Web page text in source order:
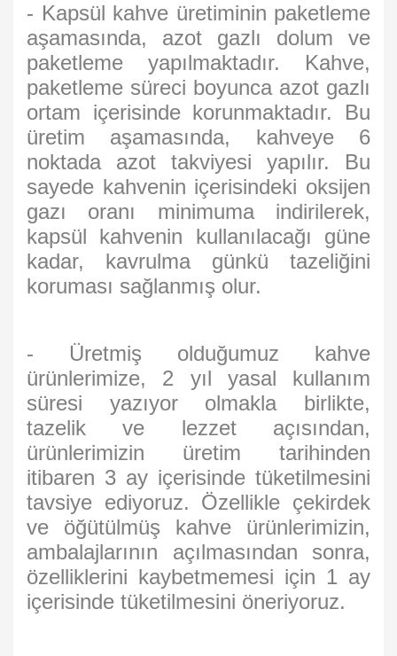
- Kapsül kahve üretiminin paketleme
aşamasında, azot gazlı dolum ve
paketleme yapılmaktadır. Kahve,
paketleme süreci boyunca azot gazlı
ortam içerisinde korunmaktadır. Bu
üretim aşamasında, kahveye 6
noktada azot takviyesi yapılır. Bu
sayede kahvenin içerisindeki oksijen
gazı oranı minimuma indirilerek,
kapsül kahvenin kullanılacağı güne
kadar, kavrulma günkü tazeliğini
koruması sağlanmış olur.
- Üretmiş olduğumuz kahve
ürünlerimize, 2 yıl yasal kullanım
süresi yazıyor olmakla birlikte,
tazelik ve lezzet açısından,
ürünlerimizin üretim tarihinden
itibaren 3 ay içerisinde tüketilmesini
tavsiye ediyoruz. Özellikle çekirdek
ve öğütülmüş kahve ürünlerimizin,
ambalajlarının açılmasından sonra,
özelliklerini kaybetmemesi için 1 ay
içerisinde tüketilmesini öneriyoruz.